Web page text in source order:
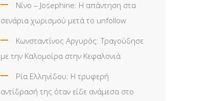
Νίνο – Josephine: Η απάντηση στα
σενάρια χωρισμού μετά το unfollow
Κωνσταντίνος Αργυρός: Τραγούδησε
με την Καλομοίρα στην Κεφαλονιά
Ρία Ελληνίδου: H τρυφερή
αντίδρασή της όταν είδε ανάμεσα στο